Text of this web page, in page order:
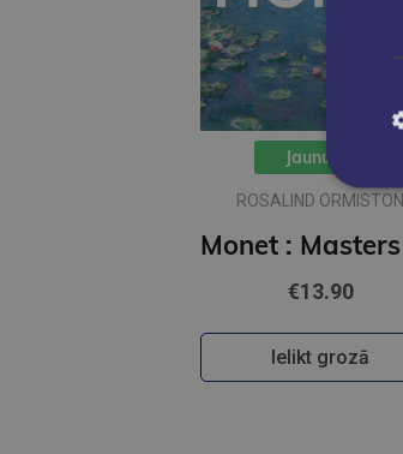
Jaunums
ROSALIND ORMISTON
€13.90
Ielikt grozā